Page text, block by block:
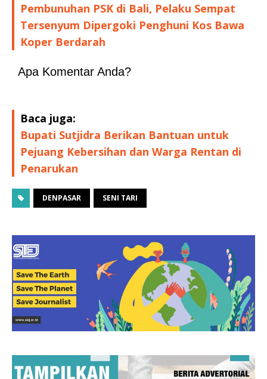
Pembunuhan PSK di Bali, Pelaku Sempat
Tersenyum Dipergoki Penghuni Kos Bawa
Koper Berdarah
Apa Komentar Anda?
Baca juga:
Bupati Sutjidra Berikan Bantuan untuk
Pejuang Kebersihan dan Warga Rentan di
Penarukan
DENPASAR SENI TARI